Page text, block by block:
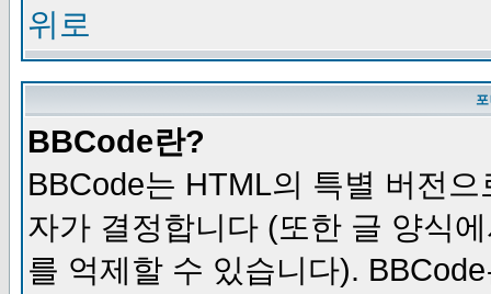
위로
BBCode란?
BBCode는 HTML의 특별 버전
자가 결정합니다 (또한 글 양식
를 억제할 수 있습니다).